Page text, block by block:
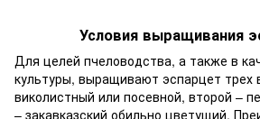
Условия выращивания
Для целей пчеловодства, а также в
культуры, выращивают эспарцет трех
виколистный или посевной, второй –
– закавказский обильно цветущий.